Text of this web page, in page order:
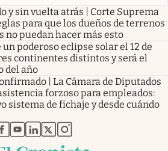
y sin vuelta atrás | Corte Suprema
para que los dueños de terrenos
no puedan hacer más esto
un poderoso eclipse solar el 12 de
continentes distintos y será el
del año
| La Cámara de Diputados
forzoso para empleados:
sistema de fichaje y desde cuándo
abre en nueva pestaña
abre en nueva pestaña
abre en nueva pestaña
abre en nueva pestaña
abre en nueva pestaña